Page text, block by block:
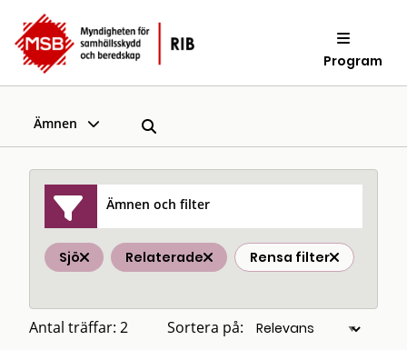
Program
Ämnen
Ämnen och filter
Sjö Relaterade Rensa filter
Antal träffar: 2 Sortera på: